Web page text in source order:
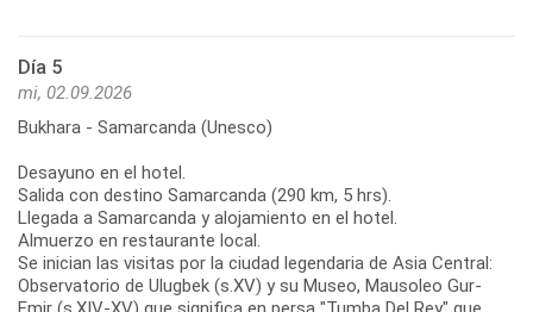
Día 5
mi, 02.09.2026
Bukhara - Samarcanda (Unesco)
Desayuno en el hotel.
Salida con destino Samarcanda (290 km, 5 hrs).
Llegada a Samarcanda y alojamiento en el hotel.
Almuerzo en restaurante local.
Se inician las visitas por la ciudad legendaria de Asia Central:
Observatorio de Ulugbek (s.XV) y su Museo, Mausoleo Gur-